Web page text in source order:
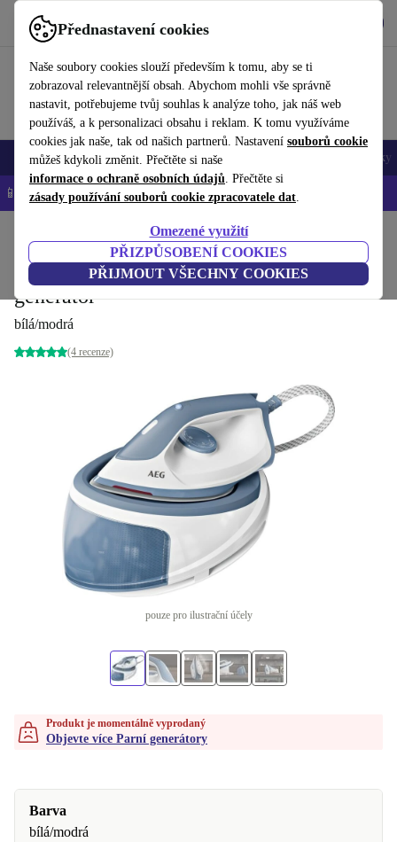
Přednastavení cookies
Naše soubory cookies slouží především k tomu, aby se ti
zobrazoval relevantnější obsah. Abychom mohli vše správně
nastavit, potřebujeme tvůj souhlas k analýze toho, jak náš web
používáš, a k personalizaci obsahu i reklam. K tomu využíváme
cookies jak naše, tak od našich partnerů. Nastavení souborů cookie
můžeš kdykoli změnit. Přečtěte si naše
informace o ochraně osobních údajů. Přečtěte si
zásady používání souborů cookie zpracovatele dat.
Omezené využití
PŘIZPŮSOBENÍ COOKIES
PŘIJMOUT VŠECHNY COOKIES
Používejte refurbed rychle a snadno
Mobily a smartphony Notebooky Tablety Doplňky
📱 -5 % NAVÍC na všechny iPhony – kód: IPHONEDEAL-
Domácnost Péče o prádlo Parní generátory
AEG ST5-1-2DB Gentle 5000 parní
generátor
bílá/modrá
(4 recenze)
pouze pro ilustrační účely
Produkt je momentálně vyprodaný
Objevte více Parní generátory
Barva
bílá/modrá